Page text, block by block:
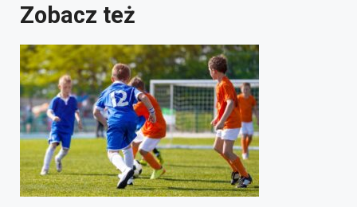
Zobacz też